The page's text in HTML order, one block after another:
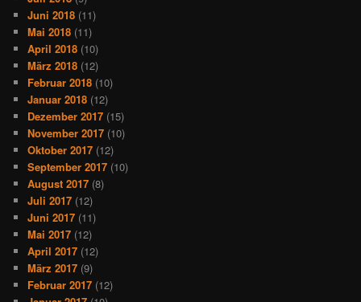
Juni 2018 (11)
Mai 2018 (11)
April 2018 (10)
März 2018 (12)
Februar 2018 (10)
Januar 2018 (12)
Dezember 2017 (15)
November 2017 (10)
Oktober 2017 (12)
September 2017 (10)
August 2017 (8)
Juli 2017 (12)
Juni 2017 (11)
Mai 2017 (12)
April 2017 (12)
März 2017 (9)
Februar 2017 (12)